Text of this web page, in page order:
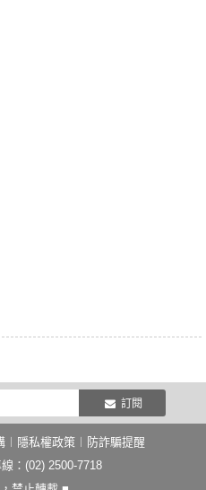
訂閱
隱私權政策
防詐騙提醒
線：(02) 2500-7718